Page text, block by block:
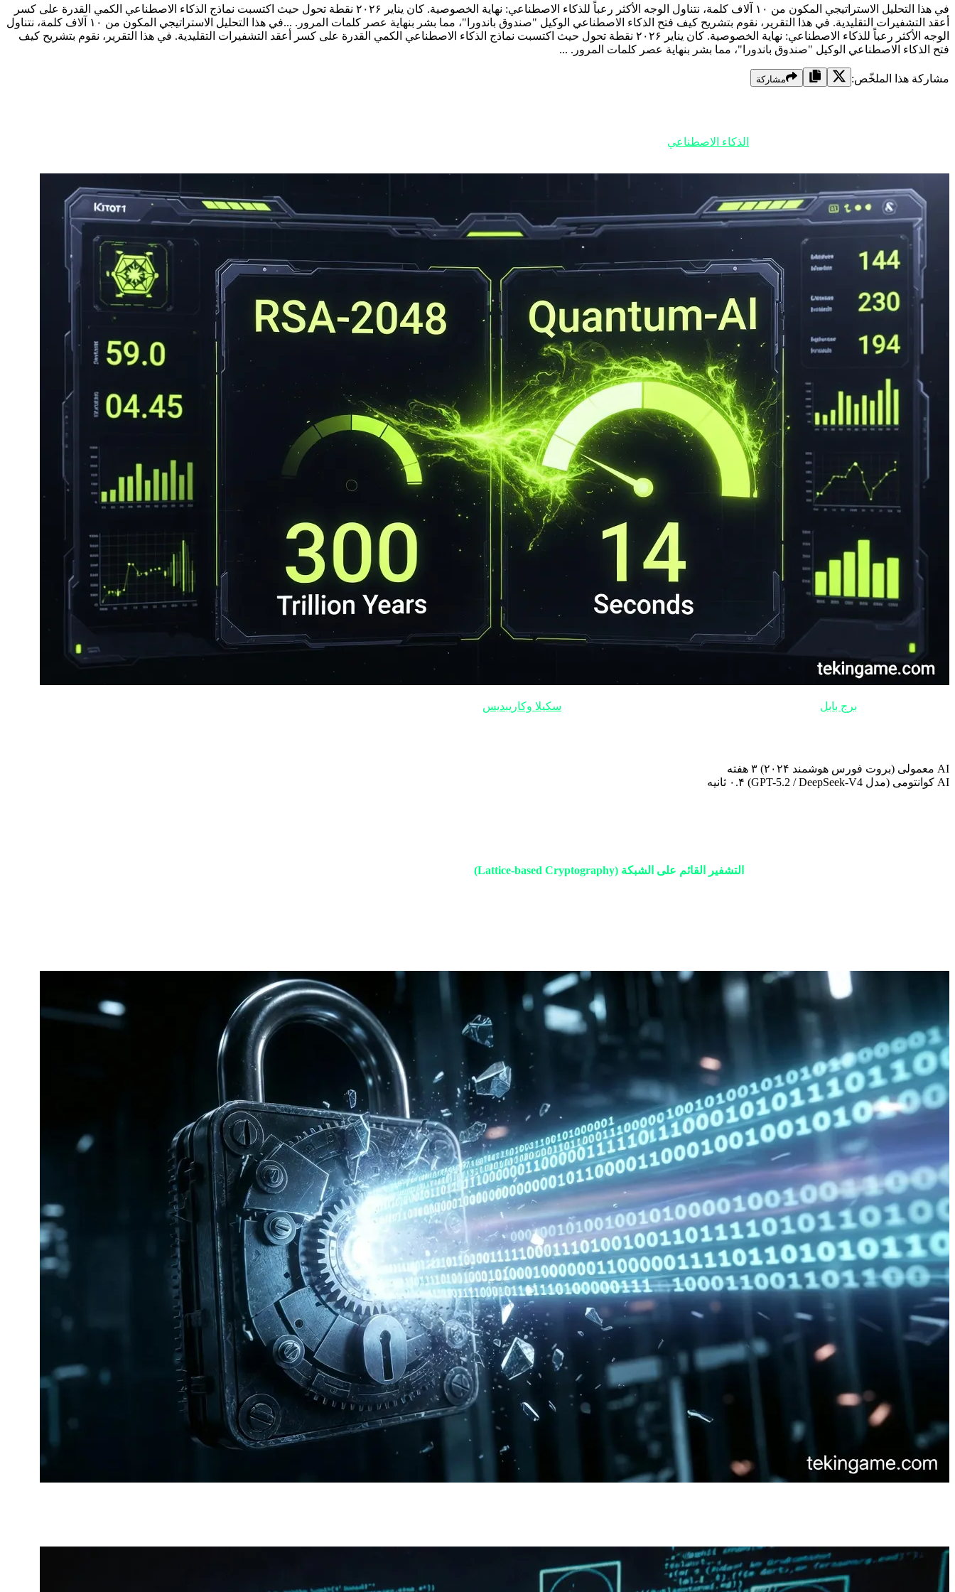
في هذا التحليل الاستراتيجي المكون من ۱۰ آلاف كلمة، نتناول الوجه الأكثر رعباً للذكاء الاصطناعي: نهاية الخصوصية. كان يناير ۲۰۲۶ نقطة تحول حيث اكتسبت نماذج الذكاء الاصطناعي الكمي القدرة على كسر
أعقد التشفيرات التقليدية. في هذا التقرير، نقوم بتشريح كيف فتح الذكاء الاصطناعي الوكيل "صندوق باندورا"، مما بشر بنهاية عصر كلمات المرور. ...في هذا التحليل الاستراتيجي المكون من ۱۰ آلاف كلمة، نتناول
الوجه الأكثر رعباً للذكاء الاصطناعي: نهاية الخصوصية. كان يناير ۲۰۲۶ نقطة تحول حيث اكتسبت نماذج الذكاء الاصطناعي الكمي القدرة على كسر أعقد التشفيرات التقليدية. في هذا التقرير، نقوم بتشريح كيف
فتح الذكاء الاصطناعي الوكيل "صندوق باندورا"، مما بشر بنهاية عصر كلمات المرور. ...
مشاركة هذا الملخّص: مشاركة
الذكاء الاصطناعي
برج بابل سكيلا وكاريبديس
AI معمولی (بروت فورس هوشمند ۲۰۲۴)
۳ هفته
AI کوانتومی (مدل GPT-5.2 / DeepSeek-V4)
۰.۴ ثانیه
التشفير القائم على الشبكة (Lattice-based Cryptography)